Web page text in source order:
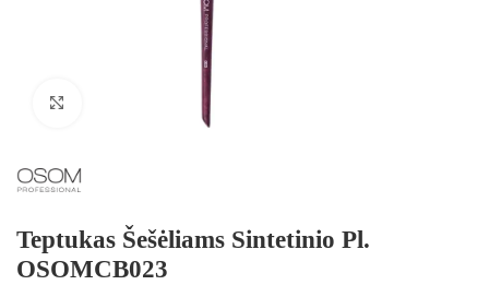
Spustelėkite norėdami padidinti
Teptukas Šešėliams Sintetinio Pl.
OSOMCB023